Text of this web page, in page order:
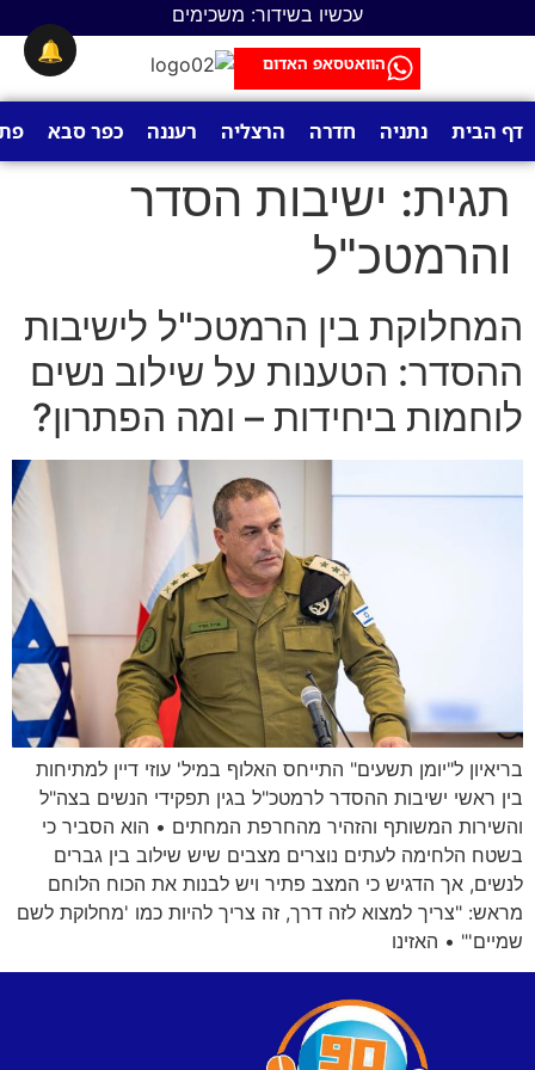
עכשיו בשידור: משכימים
הוואטסאפ האדום
דף הבית נתניה חדרה הרצליה רעננה כפר סבא
תגית: ישיבות הסדר
והרמטכ"ל
המחלוקת בין הרמטכ"ל לישיבות
ההסדר: הטענות על שילוב נשים
לוחמות ביחידות – ומה הפתרון?
בריאיון ל"יומן תשעים" התייחס האלוף במיל' עוזי דיין למתיחות
בין ראשי ישיבות ההסדר לרמטכ"ל בגין תפקידי הנשים בצה"ל
והשירות המשותף והזהיר מהחרפת המחתים • הוא הסביר כי
בשטח הלחימה לעתים נוצרים מצבים שיש שילוב בין גברים
לנשים, אך הדגיש כי המצב פתיר ויש לבנות את הכוח הלוחם
מראש: "צריך למצוא לזה דרך, זה צריך להיות כמו 'מחלוקת לשם
שמיים'" • האזינו
🔔